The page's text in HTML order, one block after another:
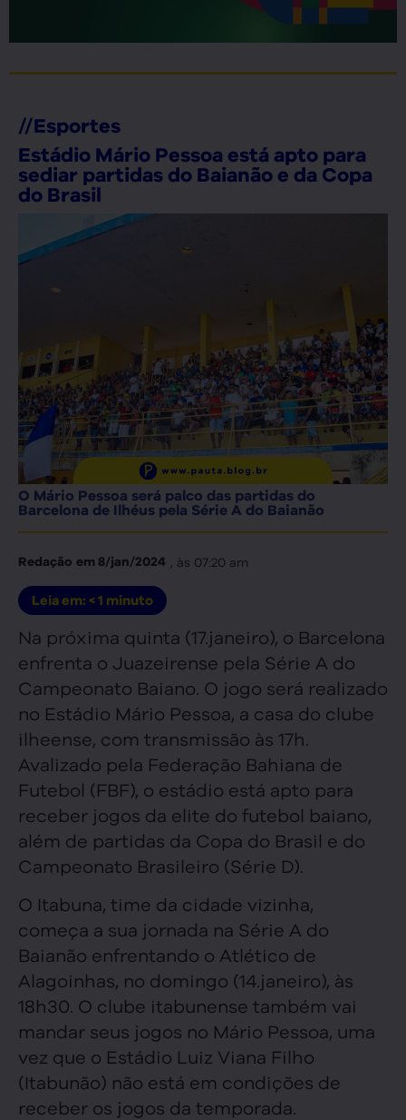
//Esportes
Estádio Mário Pessoa está apto para
sediar partidas do Baianão e da Copa
do Brasil
O Mário Pessoa será palco das partidas do
Barcelona de Ilhéus pela Série A do Baianão
Redação em8/jan/2024 , às 07:20 am
Leia em: < 1 minuto
Na próxima quinta (17.janeiro), o Barcelona
enfrenta o Juazeirense pela Série A do
Campeonato Baiano. O jogo será realizado
no Estádio Mário Pessoa, a casa do clube
ilheense, com transmissão às 17h.
Avalizado pela Federação Bahiana de
Futebol (FBF), o estádio está apto para
receber jogos da elite do futebol baiano,
além de partidas da Copa do Brasil e do
Campeonato Brasileiro (Série D).
O Itabuna, time da cidade vizinha,
começa a sua jornada na Série A do
Baianão enfrentando o Atlético de
Alagoinhas, no domingo (14.janeiro), às
18h30. O clube itabunense também vai
mandar seus jogos no Mário Pessoa, uma
vez que o Estádio Luiz Viana Filho
(Itabunão) não está em condições de
receber os jogos da temporada.